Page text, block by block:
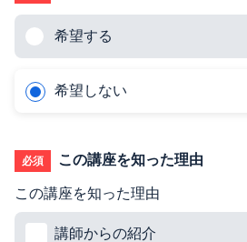
希望する
希望しない
必須 この講座を知った理由
この講座を知った理由
講師からの紹介